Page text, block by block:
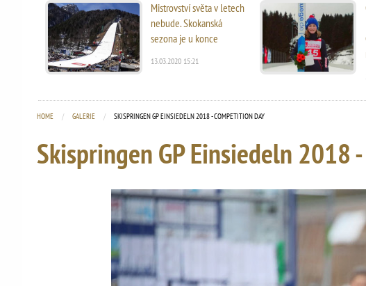
Mistrovství světa v letech
nebude. Skokanská
sezona je u konce
13.03.2020 15:21
HOME GALERIE CURRENT:
SKISPRINGEN GP EINSIEDELN 2018 - COMPETITION DAY
Skispringen GP Einsiedeln 2018